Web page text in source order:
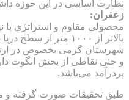
نظارت اساسی در این حوزه
زعفران:
محصولی مقاوم و استراتژی با
بالاتر از ۱۰۰۰ متر
شهرستان گرمی بخصوص در
و حتی نقاطی از بخش انگوت
پردرآمد می‌باشد.
طبق تحقیقات صورت گرفته و